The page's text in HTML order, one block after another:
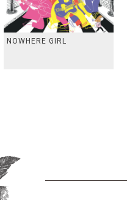
NOWHERE GIRL